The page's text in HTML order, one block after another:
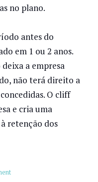
no plano.
antes do
em 1 ou 2 anos.
a empresa
não terá direito a
O cliff
e cria uma
retenção dos